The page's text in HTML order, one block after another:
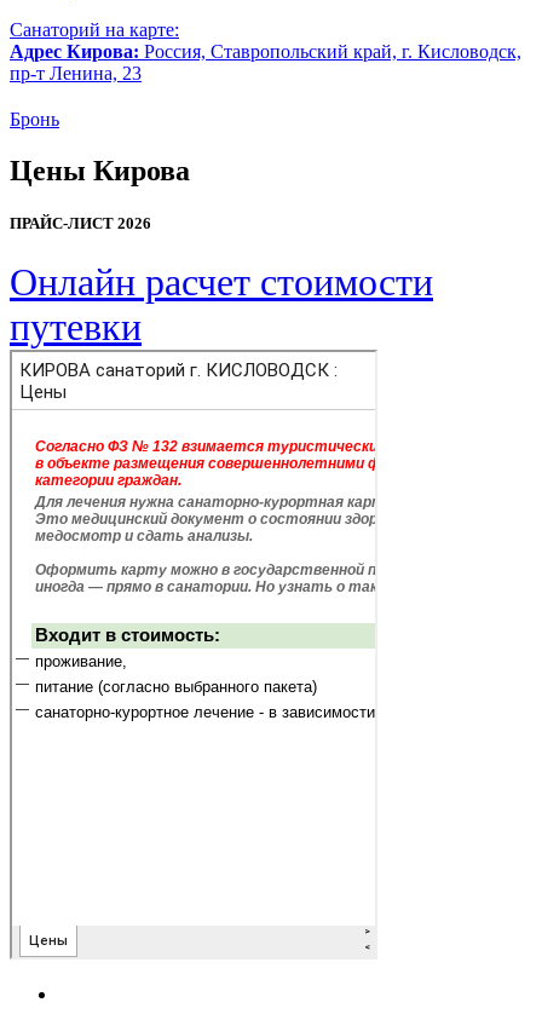
Санаторий на карте:
Адрес Кирова: Россия, Ставропольский край, г. Кисловодск,
пр-т Ленина, 23
Бронь
Цены Кирова
ПРАЙС-ЛИСТ 2026
Онлайн расчет стоимости
путевки